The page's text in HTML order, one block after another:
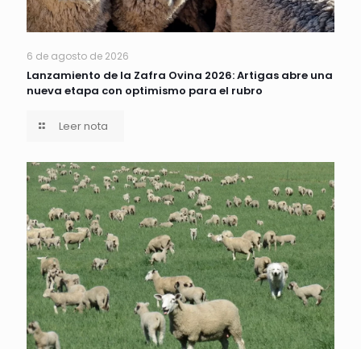
6 de agosto de 2026
Lanzamiento de la Zafra Ovina 2026: Artigas abre una
nueva etapa con optimismo para el rubro
Leer nota